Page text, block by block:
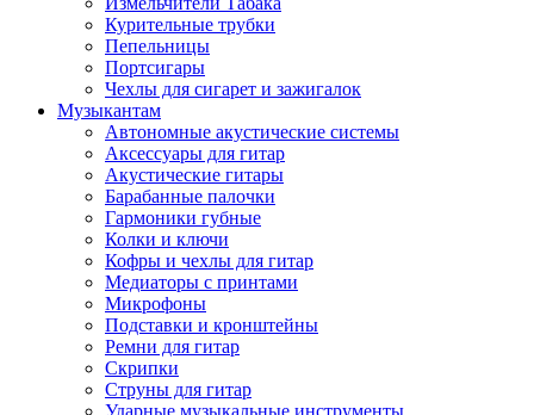
Курительные трубки
Пепельницы
Портсигары
Чехлы для сигарет и зажигалок
Музыкантам
Автономные акустические системы
Аксессуары для гитар
Акустические гитары
Барабанные палочки
Гармоники губные
Колки и ключи
Кофры и чехлы для гитар
Медиаторы с принтами
Микрофоны
Подставки и кронштейны
Ремни для гитар
Скрипки
Струны для гитар
Ударные музыкальные инструменты